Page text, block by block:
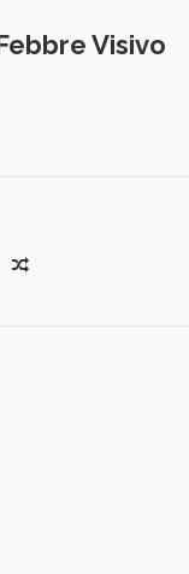
Visivo